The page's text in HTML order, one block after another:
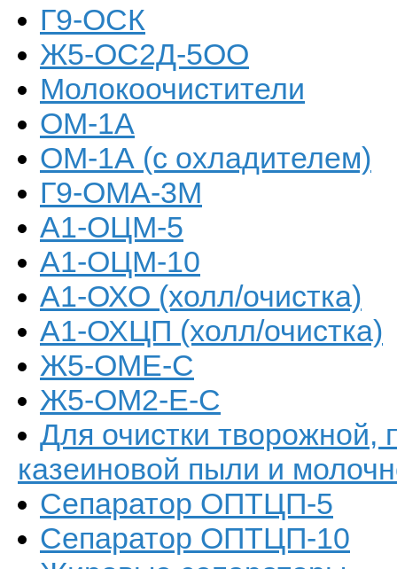
Г9-ОСК
Ж5-ОС2Д-5ОО
Молокоочистители
ОМ-1А
ОМ-1А (с охладителем)
Г9-ОМА-3М
А1-ОЦМ-5
А1-ОЦМ-10
А1-ОХО (холл/очистка)
А1-ОХЦП (холл/очистка)
Ж5-ОМЕ-С
Ж5-ОМ2-Е-С
Для очистки творожной,
казеиновой пыли и
Сепаратор ОПТЦП-5
Сепаратор ОПТЦП-10